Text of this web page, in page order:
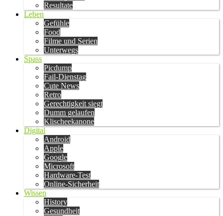
Resultate
Leben
Gefühle
Food
Filme und Serien
Unterwegs
Spass
Picdump
Fail-Dienstag
Cute News
Retro
Gerechtigkeit siegt
Dumm gelaufen
Klischeekanone
Digital
Android
Apple
Google
Microsoft
Hardware-Test
Online-Sicherheit
Wissen
History
Gesundheit